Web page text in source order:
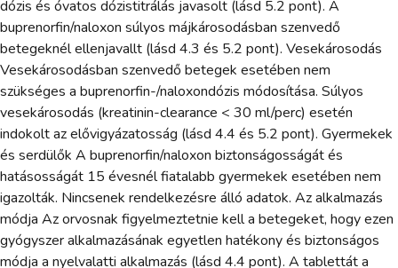
dózis és óvatos dózistitrálás javasolt (lásd 5.2 pont). A
buprenorfin/naloxon súlyos májkárosodásban szenvedő
betegeknél ellenjavallt (lásd 4.3 és 5.2 pont). Vesekárosodás
Vesekárosodásban szenvedő betegek esetében nem
szükséges a buprenorfin-/naloxondózis módosítása. Súlyos
vesekárosodás (kreatinin-clearance < 30 ml/perc) esetén
indokolt az elővigyázatosság (lásd 4.4 és 5.2 pont). Gyermekek
és serdülők A buprenorfin/naloxon biztonságosságát és
hatásosságát 15 évesnél fiatalabb gyermekek esetében nem
igazolták. Nincsenek rendelkezésre álló adatok. Az alkalmazás
módja Az orvosnak figyelmeztetnie kell a betegeket, hogy ezen
gyógyszer alkalmazásának egyetlen hatékony és biztonságos
módja a nyelvalatti alkalmazás (lásd 4.4 pont). A tablettát a